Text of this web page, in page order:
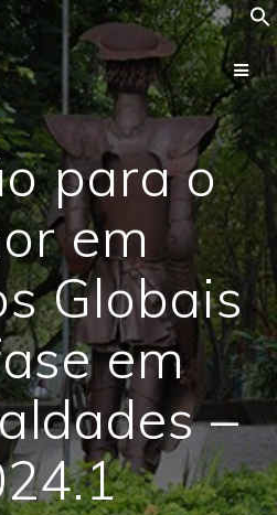
to
content
para o
em
Globais
em
–